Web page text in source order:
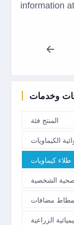
information
وخدمات
المنتج فئة
الكيماويات
طلاء كيماويات
الشخصية
مضافات
الزراعية